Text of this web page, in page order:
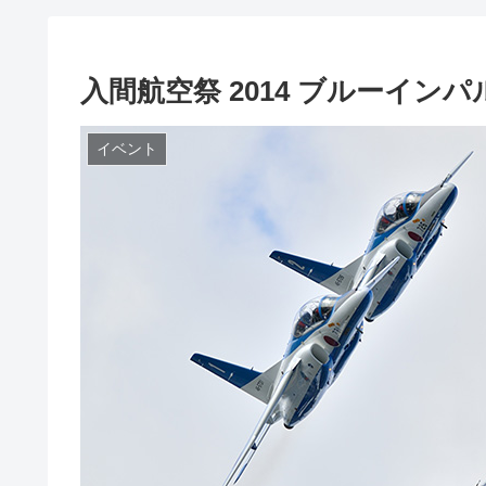
入間航空祭 2014 ブルーインパ
イベント